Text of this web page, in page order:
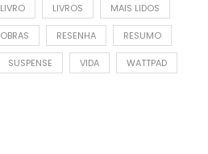
LIVRO LIVROS MAIS LIDOS
OBRAS RESENHA RESUMO
SUSPENSE VIDA WATTPAD